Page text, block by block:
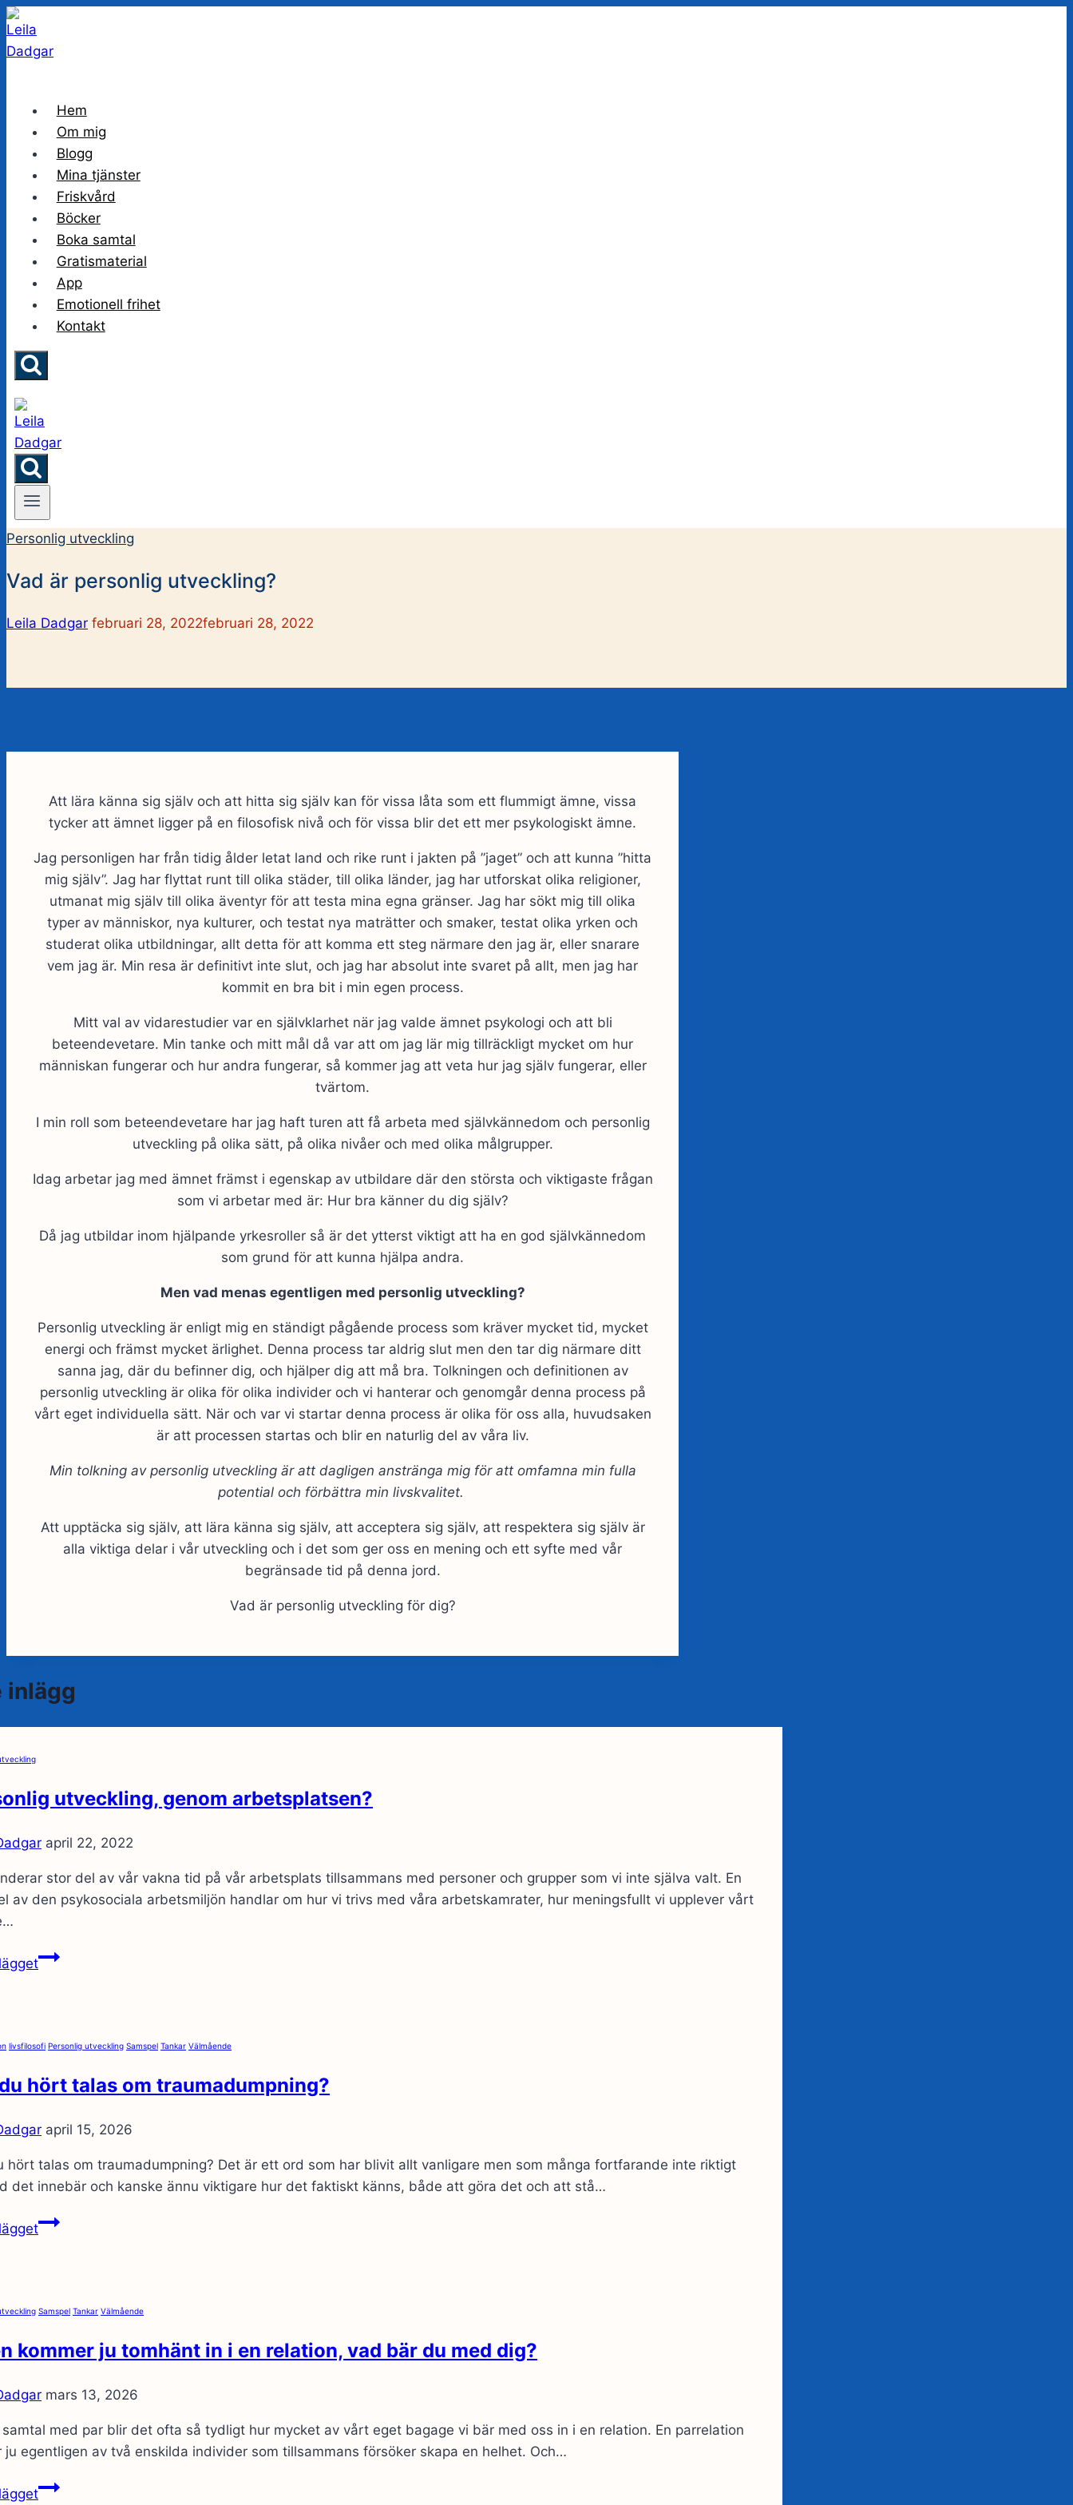
Skip
to
content
Hem
Om mig
Blogg
Mina tjänster
Friskvård
Böcker
Boka samtal
Gratismaterial
App
Emotionell frihet
Kontakt
Personlig utveckling
Vad är personlig utveckling?
Leila Dadgar februari 28, 2022februari 28, 2022
Att lära känna sig själv och att hitta sig själv kan för vissa låta som ett flummigt ämne, vissa
tycker att ämnet ligger på en filosofisk nivå och för vissa blir det ett mer psykologiskt ämne.
Jag personligen har från tidig ålder letat land och rike runt i jakten på ”jaget” och att kunna ”hitta
mig själv”. Jag har flyttat runt till olika städer, till olika länder, jag har utforskat olika religioner,
utmanat mig själv till olika äventyr för att testa mina egna gränser. Jag har sökt mig till olika
typer av människor, nya kulturer, och testat nya maträtter och smaker, testat olika yrken och
studerat olika utbildningar, allt detta för att komma ett steg närmare den jag är, eller snarare
vem jag är. Min resa är definitivt inte slut, och jag har absolut inte svaret på allt, men jag har
kommit en bra bit i min egen process.
Mitt val av vidarestudier var en självklarhet när jag valde ämnet psykologi och att bli
beteendevetare. Min tanke och mitt mål då var att om jag lär mig tillräckligt mycket om hur
människan fungerar och hur andra fungerar, så kommer jag att veta hur jag själv fungerar, eller
tvärtom.
I min roll som beteendevetare har jag haft turen att få arbeta med självkännedom och personlig
utveckling på olika sätt, på olika nivåer och med olika målgrupper.
Idag arbetar jag med ämnet främst i egenskap av utbildare där den största och viktigaste frågan
som vi arbetar med är: Hur bra känner du dig själv?
Då jag utbildar inom hjälpande yrkesroller så är det ytterst viktigt att ha en god självkännedom
som grund för att kunna hjälpa andra.
Men vad menas egentligen med personlig utveckling?
Personlig utveckling är enligt mig en ständigt pågående process som kräver mycket tid, mycket
energi och främst mycket ärlighet. Denna process tar aldrig slut men den tar dig närmare ditt
sanna jag, där du befinner dig, och hjälper dig att må bra. Tolkningen och definitionen av
personlig utveckling är olika för olika individer och vi hanterar och genomgår denna process på
vårt eget individuella sätt. När och var vi startar denna process är olika för oss alla, huvudsaken
är att processen startas och blir en naturlig del av våra liv.
Min tolkning av personlig utveckling är att dagligen anstränga mig för att omfamna min fulla
potential och förbättra min livskvalitet.
Att upptäcka sig själv, att lära känna sig själv, att acceptera sig själv, att respektera sig själv är
alla viktiga delar i vår utveckling och i det som ger oss en mening och ett syfte med vår
begränsade tid på denna jord.
Vad är personlig utveckling för dig?
inlägg
utveckling, genom arbetsplatsen?
april 22, 2022
stor del av vår vakna tid på vår arbetsplats tillsammans med personer och grupper som vi inte själva valt. En
av den psykosociala arbetsmiljön handlar om hur vi trivs med våra arbetskamrater, hur meningsfullt vi upplever vårt
Personlig
livsfilosofi Personlig utveckling Samspel Tankar Välmående
hört talas om traumadumpning?
april 15, 2026
hört talas om traumadumpning? Det är ett ord som har blivit allt vanligare men som många fortfarande inte riktigt
det innebär och kanske ännu viktigare hur det faktiskt känns, både att göra det och att stå…
Har
om
Samspel Tankar Välmående
kommer ju tomhänt in i en relation, vad bär du med dig?
mars 13, 2026
samtal med par blir det ofta så tydligt hur mycket av vårt eget bagage vi bär med oss in i en relation. En parrelation
ju egentligen av två enskilda individer som tillsammans försöker skapa en helhet. Och…
Ingen